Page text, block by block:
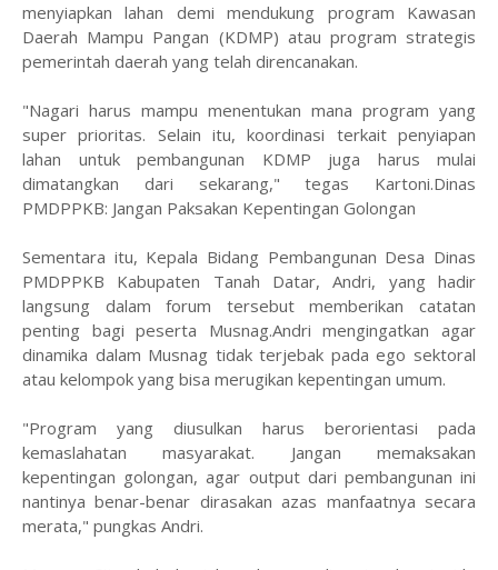
menyiapkan lahan demi mendukung program Kawasan
Daerah Mampu Pangan (KDMP) atau program strategis
pemerintah daerah yang telah direncanakan.
​"Nagari harus mampu menentukan mana program yang
super prioritas. Selain itu, koordinasi terkait penyiapan
lahan untuk pembangunan KDMP juga harus mulai
dimatangkan dari sekarang," tegas Kartoni.​Dinas
PMDPPKB: Jangan Paksakan Kepentingan Golongan
​Sementara itu, Kepala Bidang Pembangunan Desa Dinas
PMDPPKB Kabupaten Tanah Datar, Andri, yang hadir
langsung dalam forum tersebut memberikan catatan
penting bagi peserta Musnag.Andri mengingatkan agar
dinamika dalam Musnag tidak terjebak pada ego sektoral
atau kelompok yang bisa merugikan kepentingan umum.
​"Program yang diusulkan harus berorientasi pada
kemaslahatan masyarakat. Jangan memaksakan
kepentingan golongan, agar output dari pembangunan ini
nantinya benar-benar dirasakan azas manfaatnya secara
merata," pungkas Andri.